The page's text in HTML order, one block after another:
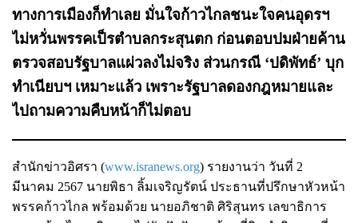
ทางการเมืองก็ทำเลย มั่นใจก้าวไกลชนะใจคนอุดรฯ
ไม่หวั่นพรรคเป็รตำบลกระสุนตก ก่อนตอบปมฝ่ายค้าน
ตรวจสอบรัฐบาลแผ่วลงไม่จริง ส่วนกรณี ‘ปดิพัทธ์’ บุก
ทำเนียบฯ เหมาะแล้ว เพราะรัฐบาลดองกฎหมายและ
ไปถามความคืบหน้าก็ไม่ตอบ
สำนักข่าวอิศรา (www.isranews.org) รายงานว่า วันที่ 2
มีนาคม 2567 นายพิธา ลิ้มเจริญรัตน์ ประธานที่ปรึกษาหัวหน้า
พรรคก้าวไกล พร้อมด้วย นายอภิชาติ ศิริสุนทร เลขาธิการ